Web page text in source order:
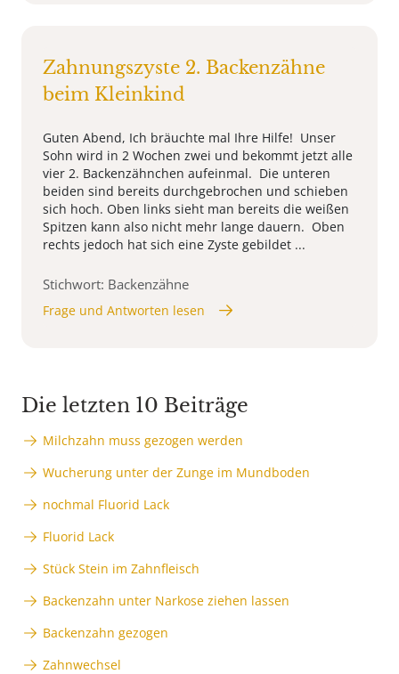
Zahnungszyste 2. Backenzähne
beim Kleinkind
Guten Abend, Ich bräuchte mal Ihre Hilfe! Unser
Sohn wird in 2 Wochen zwei und bekommt jetzt alle
vier 2. Backenzähnchen aufeinmal. Die unteren
beiden sind bereits durchgebrochen und schieben
sich hoch. Oben links sieht man bereits die weißen
Spitzen kann also nicht mehr lange dauern. Oben
rechts jedoch hat sich eine Zyste gebildet ...
Stichwort: Backenzähne
Frage und Antworten lesen
Die letzten 10 Beiträge
Milchzahn muss gezogen werden
Wucherung unter der Zunge im Mundboden
nochmal Fluorid Lack
Fluorid Lack
Stück Stein im Zahnfleisch
Backenzahn unter Narkose ziehen lassen
Backenzahn gezogen
Zahnwechsel